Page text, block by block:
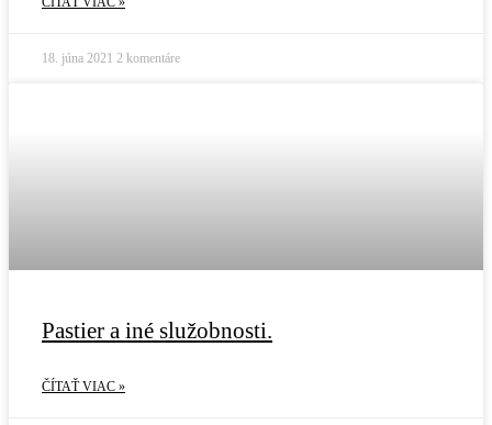
18. júna 2021 2 komentáre
Pastier a iné služobnosti.
ČÍTAŤ VIAC »